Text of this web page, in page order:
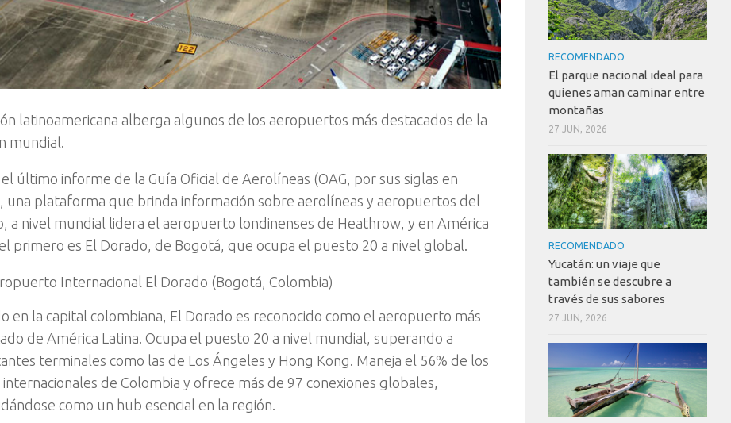
latinoamericana alberga algunos de los aeropuertos más destacados de la
mundial.
último informe de la Guía Oficial de Aerolíneas (OAG, por sus siglas en
una plataforma que brinda información sobre aerolíneas y aeropuertos del
a nivel mundial lidera el aeropuerto londinenses de Heathrow, y en América
primero es El Dorado, de Bogotá, que ocupa el puesto 20 a nivel global.
Internacional El Dorado (Bogotá, Colombia)
en la capital colombiana, El Dorado es reconocido como el aeropuerto más
de América Latina. Ocupa el puesto 20 a nivel mundial, superando a
terminales como las de Los Ángeles y Hong Kong. Maneja el 56% de los
de Colombia y ofrece más de 97 conexiones globales,
como un hub esencial en la región.
RECOMENDADO
El parque nacional ideal para
quienes aman caminar entre
montañas
27 JUN, 2026
RECOMENDADO
Yucatán: un viaje que
también se descubre a
través de sus sabores
27 JUN, 2026